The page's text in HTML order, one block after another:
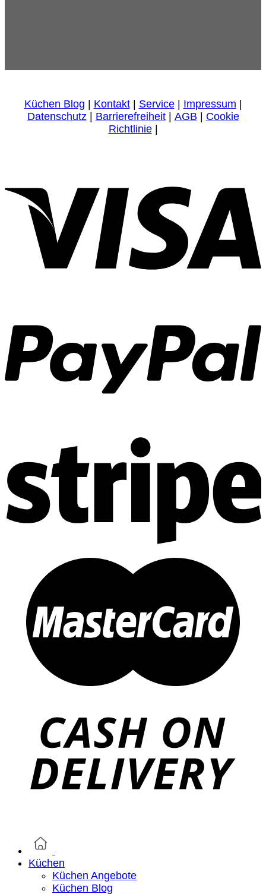
Küchen Blog Kontakt| Service| Impressum
Datenschutz| Barrierefreiheit| AGB
Cookie
Richtlinie|
Küchen
Küchen Angebote
Küchen Blog